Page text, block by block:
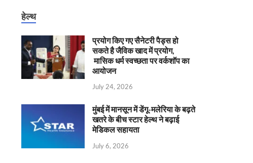
हेल्थ
प्रयोग किए गए सैनेटरी पैड्स हो
सकते है जैविक खाद में प्रयोग,
मासिक धर्म स्वच्छता पर वर्कशॉप का
आयोजन
July 24, 2026
मुंबई में मानसून में डेंगू-मलेरिया के बढ़ते
खतरे के बीच स्टार हेल्थ ने बढ़ाई
मेडिकल सहायता
July 6, 2026